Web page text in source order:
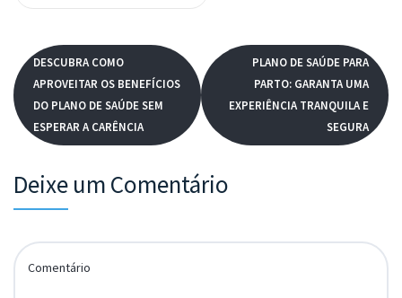
DESCUBRA COMO
APROVEITAR OS BENEFÍCIOS
DO PLANO DE SAÚDE SEM
ESPERAR A CARÊNCIA
PLANO DE SAÚDE PARA
PARTO: GARANTA UMA
EXPERIÊNCIA TRANQUILA E
SEGURA
Deixe um Comentário